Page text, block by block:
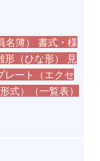
名簿） 書式・様
形（ひな形） 見
レート（エクセ
式）（一覧表）